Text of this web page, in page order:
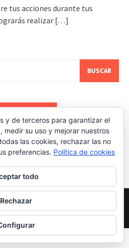
tus acciones durante tus
realizar […]
|Theme: Awaken Pro by
y de terceros para garantizar el
medir su uso y mejorar nuestros
las cookies, rechazar las no
preferencias. Política de cookies
todo
Rechazar